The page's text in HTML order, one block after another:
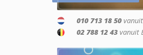
010 713 18 50
02 788 12 43 vanuit